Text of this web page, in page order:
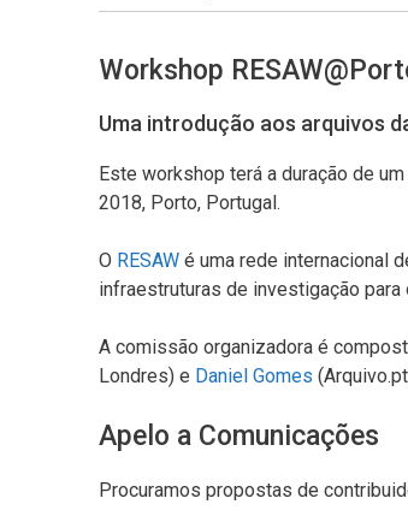
Workshop
Uma introdução aos arquivos
Este workshop terá a duração de
2018, Porto, Portugal.
O RESAW é uma rede internacional
infraestruturas de investigação
A comissão organizadora é
Londres) e Daniel Gomes
Apelo a Comunicações
Procuramos propostas de